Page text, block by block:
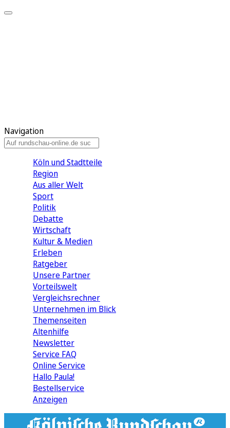
Navigation
Köln und Stadtteile
Region
Aus aller Welt
Sport
Politik
Debatte
Wirtschaft
Kultur & Medien
Erleben
Ratgeber
Unsere Partner
Vorteilswelt
Vergleichsrechner
Unternehmen im Blick
Themenseiten
Altenhilfe
Newsletter
Service FAQ
Online Service
Hallo Paula!
Bestellservice
Anzeigen